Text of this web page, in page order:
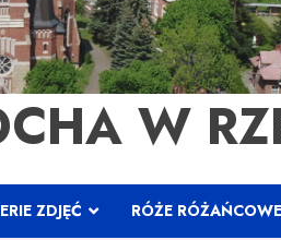
W
ZDJĘĆ RÓŻE RÓŻAŃCOWE